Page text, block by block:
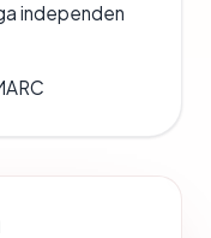
independen